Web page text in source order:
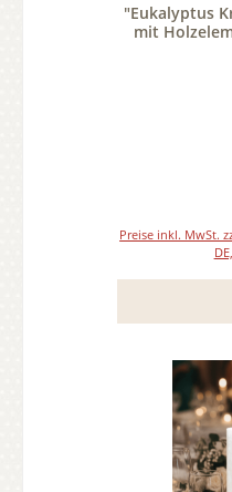
"Eukalyptus
mit
Preise inkl. MwSt.